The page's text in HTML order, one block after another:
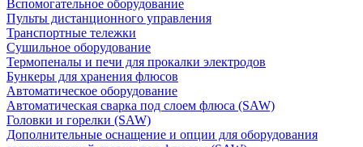
Вспомогательное оборудование
Пульты дистанционного управления
Транспортные тележки
Сушильное оборудование
Термопеналы и печи для прокалки электродов
Бункеры для хранения флюсов
Автоматическое оборудование
Автоматическая сварка под слоем флюса (SAW)
Головки и горелки (SAW)
Дополнительные оснащение и опции для оборудования